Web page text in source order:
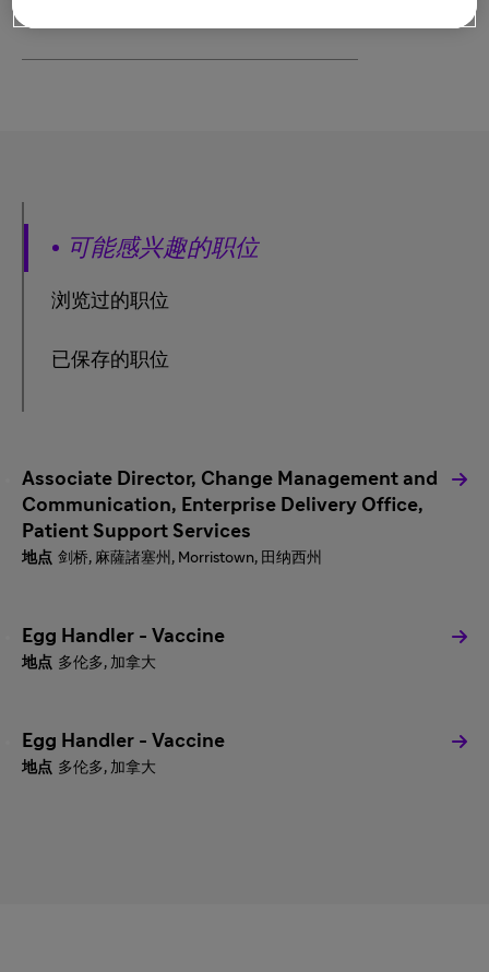
可能感兴趣的职位
浏览过的职位
已保存的职位
Associate Director, Change Management and
Communication, Enterprise Delivery Office,
Patient Support Services
剑桥, 麻薩諸塞州, Morristown, 田纳西州
Egg Handler - Vaccine
多伦多, 加拿大
Egg Handler - Vaccine
多伦多, 加拿大